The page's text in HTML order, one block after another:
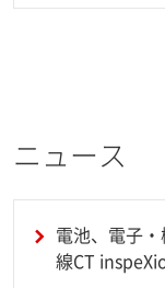
ニュース
電池、電子
線CT